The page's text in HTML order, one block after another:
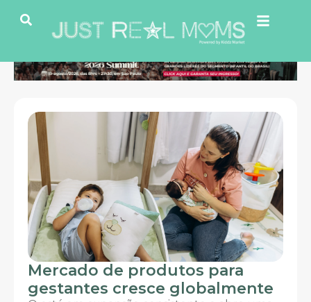
Mercado de produtos para
gestantes cresce globalmente